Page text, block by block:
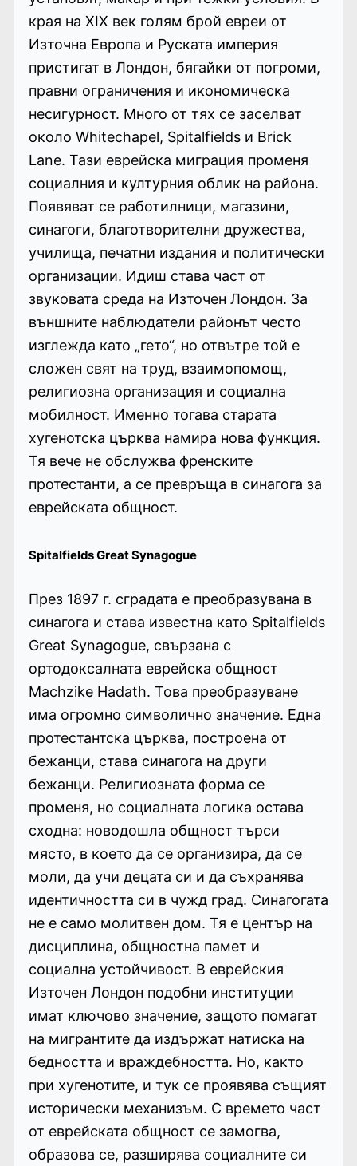
края на XIX век голям брой евреи от
Източна Европа и Руската империя
пристигат в Лондон, бягайки от погроми,
правни ограничения и икономическа
несигурност. Много от тях се заселват
около Whitechapel, Spitalfields и Brick
Lane. Тази еврейска миграция променя
социалния и културния облик на района.
Появяват се работилници, магазини,
синагоги, благотворителни дружества,
училища, печатни издания и политически
организации. Идиш става част от
звуковата среда на Източен Лондон. За
външните наблюдатели районът често
изглежда като „гето“, но отвътре той е
сложен свят на труд, взаимопомощ,
религиозна организация и социална
мобилност. Именно тогава старата
хугенотска църква намира нова функция.
Тя вече не обслужва френските
протестанти, а се превръща в синагога за
еврейската общност.
Spitalfields Great Synagogue
През 1897 г. сградата е преобразувана в
синагога и става известна като Spitalfields
Great Synagogue, свързана с
ортодоксалната еврейска общност
Machzike Hadath. Това преобразуване
има огромно символично значение. Една
протестантска църква, построена от
бежанци, става синагога на други
бежанци. Религиозната форма се
променя, но социалната логика остава
сходна: новодошла общност търси
място, в което да се организира, да се
моли, да учи децата си и да съхранява
идентичността си в чужд град. Синагогата
не е само молитвен дом. Тя е център на
дисциплина, общностна памет и
социална устойчивост. В еврейския
Източен Лондон подобни институции
имат ключово значение, защото помагат
на мигрантите да издържат натиска на
бедността и враждебността. Но, както
при хугенотите, и тук се проявява същият
исторически механизъм. С времето част
от еврейската общност се замогва,
образова се, разширява социалните си